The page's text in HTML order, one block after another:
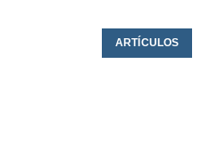
ARTÍCULOS